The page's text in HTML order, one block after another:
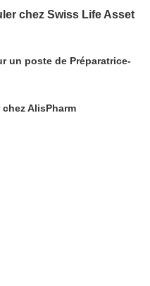
chez Swiss Life Asset
un poste de Préparatrice-
AlisPharm